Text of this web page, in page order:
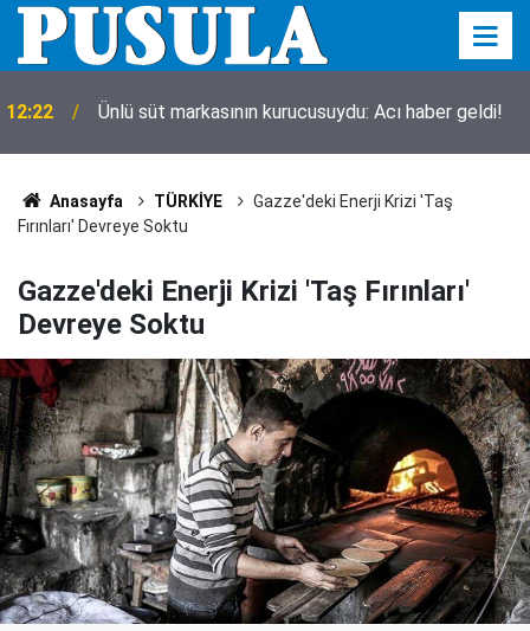
12:05 Bahçelievler’de binanın çökme anı kamerada
Anasayfa TÜRKİYE
Gazze'deki Enerji Krizi 'Taş
Fırınları' Devreye Soktu
Gazze'deki Enerji Krizi 'Taş Fırınları'
Devreye Soktu